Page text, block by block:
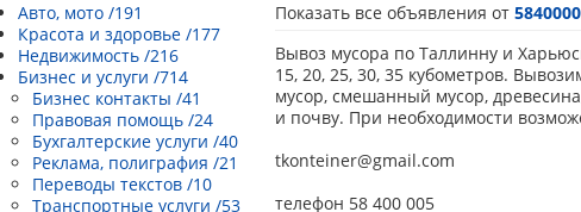
Авто, мото /191
Красота и здоровье /177
Недвижимость /216
Бизнес и услуги /714
Бизнес контакты /41
Правовая помощь /24
Бухгалтерские услуги /40
Реклама, полиграфия /21
Переводы текстов /10
Транспортные услуги /53
Показать все объявления от
Вывоз мусора по Таллинну и
15, 20, 25, 30, 35 кубометров.
мусор, cмешанный мусор,
и почву. При необходимости
tkonteiner@gmail.com
телефон 58 400 005